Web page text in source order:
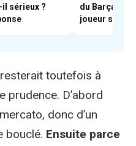
il sérieux ?
du Barça ? Le
joueur s’est
toutefois à
prudence. D’abord
donc d’un
bouclé. Ensuite parce